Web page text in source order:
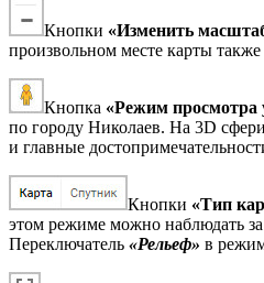
Кнопки «Изменить
произвольном месте карты
Кнопка «Режим просмотра
по городу Николаев. На 3D
и главные
Кнопки «Тип
этом режиме можно наблюдать
Переключатель «Рельеф» в